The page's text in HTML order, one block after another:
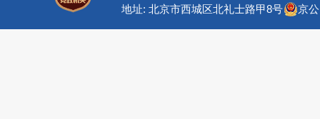
地址: 北京市西城区北礼士路甲8号
京